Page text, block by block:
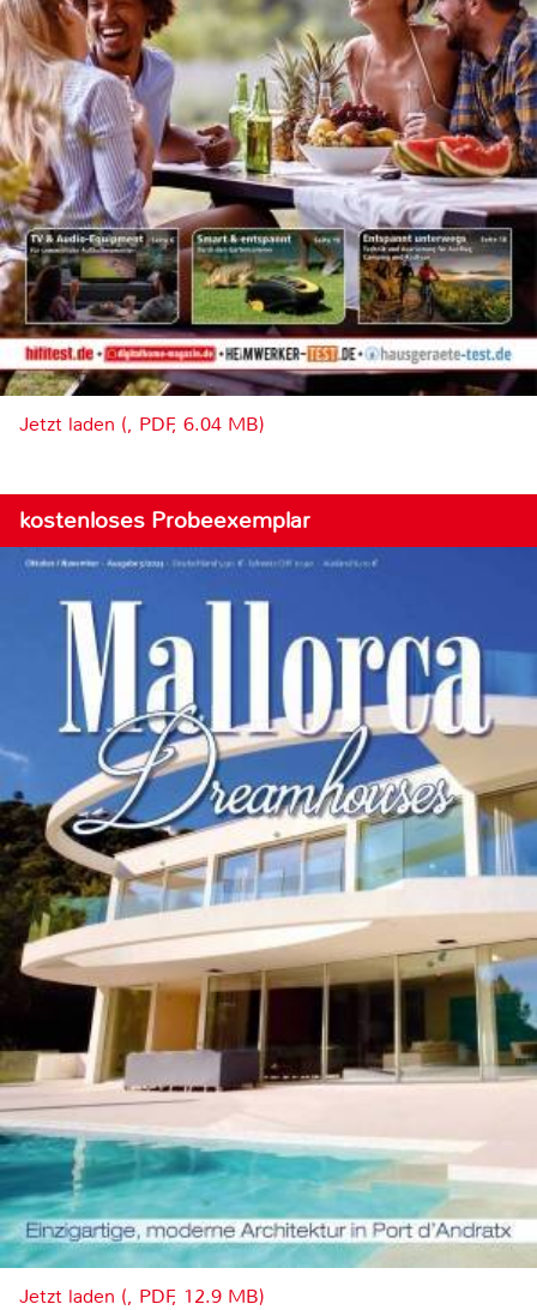
Jetzt laden (, PDF, 6.04 MB)
kostenloses Probeexemplar
Jetzt laden (, PDF, 12.9 MB)